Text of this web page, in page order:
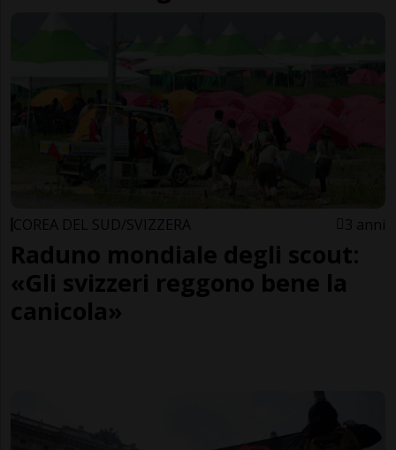
COREA DEL SUD/SVIZZERA 3 anni
Raduno mondiale degli scout:
«Gli svizzeri reggono bene la
canicola»